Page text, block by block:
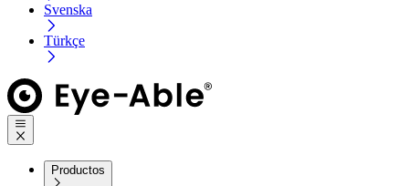
Svenska
Türkçe
Productos